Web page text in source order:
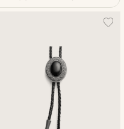
Preț crescător
Preț descrescător